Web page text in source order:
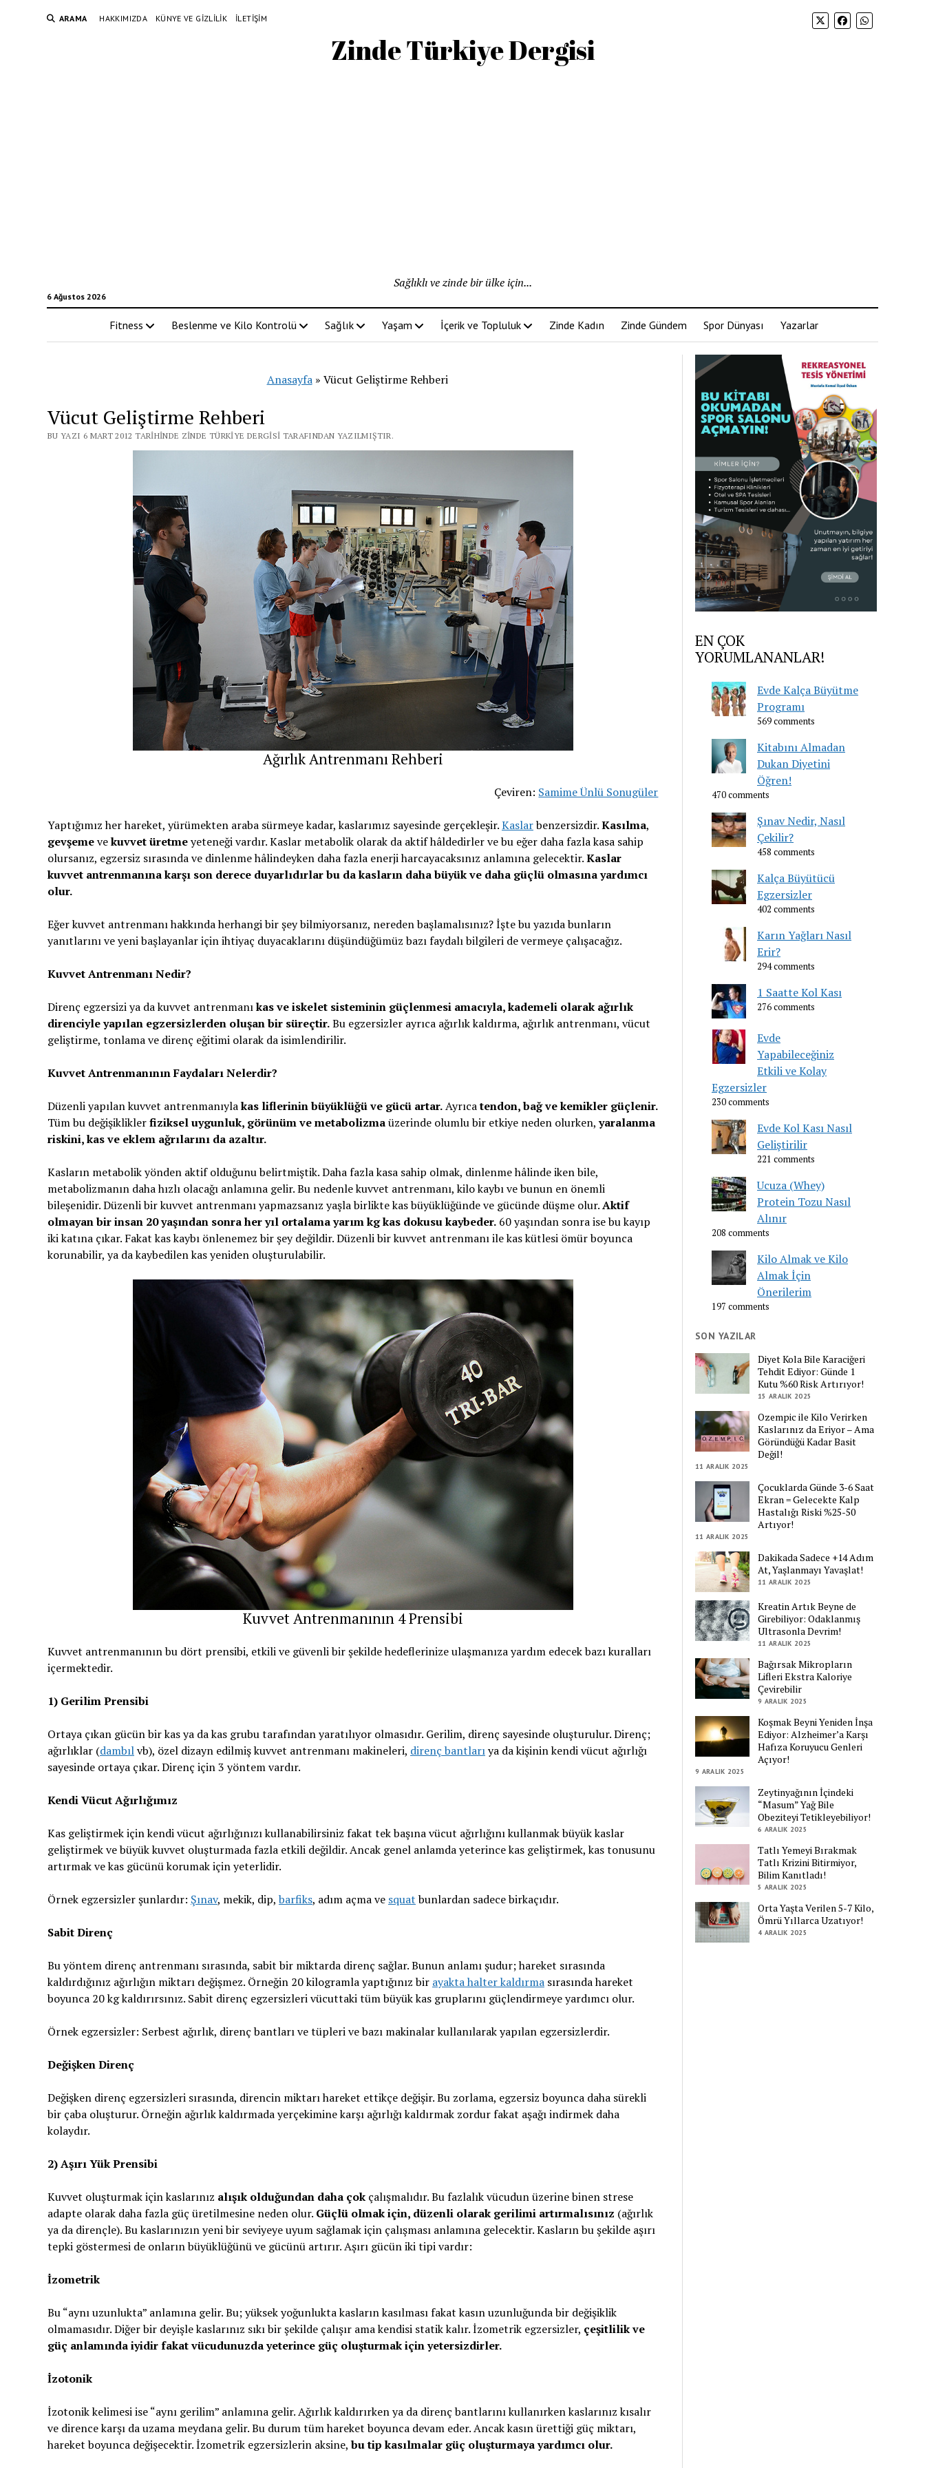
ARAMA HAKKIMIZDA KÜNYE VE GIZLILIK İLETIŞIM
Zinde Türkiye Dergisi
6 Ağustos 2026
Sağlıklı ve zinde bir ülke için...
Fitness Beslenme ve Kilo Kontrolü Sağlık Yaşam İçerik ve Topluluk Zinde Kadın Zinde Gündem Spor Dünyası Yazarlar
Anasayfa» Vücut Geliştirme Rehberi
Vücut Geliştirme Rehberi
BU YAZI 6 MART 2012 TARIHINDE ZINDE TÜRKIYE DERGISI TARAFINDAN YAZILMIŞTIR.
Ağırlık Antrenmanı Rehberi
Çeviren: Samime Ünlü Sonugüler
Yaptığımız her hareket, yürümekten araba sürmeye kadar, kaslarımız sayesinde gerçekleşir.Kaslarbenzersizdir.Kasılma,
gevşemevekuvvet üretmeyeteneği vardır. Kaslar metabolik olarak da aktif hâldedirler ve bu eğer daha fazla kasa sahip
olursanız, egzersiz sırasında ve dinlenme hâlindeyken daha fazla enerji harcayacaksınız anlamına gelecektir.Kaslar
kuvvet antrenmanına karşı son derece duyarlıdırlar bu da kasların daha büyük ve daha güçlü olmasına yardımcı
olur.
Eğer kuvvet antrenmanı hakkında herhangi bir şey bilmiyorsanız, nereden başlamalısınız? İşte bu yazıda bunların
yanıtlarını ve yeni başlayanlar için ihtiyaç duyacaklarını düşündüğümüz bazı faydalı bilgileri de vermeye çalışacağız.
Kuvvet Antrenmanı Nedir?
Direnç egzersizi ya da kuvvet antrenmanıkas ve iskelet sisteminin güçlenmesi amacıyla, kademeli olarak ağırlık
direnciyle yapılan egzersizlerden oluşan bir süreçtir.Bu egzersizler ayrıca ağırlık kaldırma, ağırlık antrenmanı, vücut
geliştirme, tonlama ve direnç eğitimi olarak da isimlendirilir.
Kuvvet Antrenmanının Faydaları Nelerdir?
Düzenli yapılan kuvvet antrenmanıylakas liflerinin büyüklüğü ve gücü artar.Ayrıcatendon, bağ ve kemikler güçlenir.
Tüm bu değişikliklerfiziksel uygunluk, görünüm ve metabolizmaüzerinde olumlu bir etkiye neden olurken,yaralanma
riskini, kas ve eklem ağrılarını da azaltır.
Kasların metabolik yönden aktif olduğunu belirtmiştik. Daha fazla kasa sahip olmak, dinlenme hâlinde iken bile,
metabolizmanın daha hızlı olacağı anlamına gelir. Bu nedenle kuvvet antrenmanı, kilo kaybı ve bunun en önemli
bileşenidir. Düzenli bir kuvvet antrenmanı yapmazsanız yaşla birlikte kas büyüklüğünde ve gücünde düşme olur.Aktif
olmayan bir insan 20 yaşından sonra her yıl ortalama yarım kg kas dokusu kaybeder.60 yaşından sonra ise bu kayıp
iki katına çıkar. Fakat kas kaybı önlenemez bir şey değildir. Düzenli bir kuvvet antrenmanı ile kas kütlesi ömür boyunca
korunabilir, ya da kaybedilen kas yeniden oluşturulabilir.
Kuvvet Antrenmanının 4 Prensibi
Kuvvet antrenmanının bu dört prensibi, etkili ve güvenli bir şekilde hedeflerinize ulaşmanıza yardım edecek bazı kuralları
içermektedir.
1) Gerilim Prensibi
Ortaya çıkan gücün bir kas ya da kas grubu tarafından yaratılıyor olmasıdır. Gerilim, direnç sayesinde oluşturulur. Direnç;
ağırlıklar (dambılvb), özel dizayn edilmiş kuvvet antrenmanı makineleri, direnç bantlarıya da kişinin kendi vücut ağırlığı
sayesinde ortaya çıkar. Direnç için 3 yöntem vardır.
Kendi Vücut Ağırlığımız
Kas geliştirmek için kendi vücut ağırlığınızı kullanabilirsiniz fakat tek başına vücut ağırlığını kullanmak büyük kaslar
geliştirmek ve büyük kuvvet oluşturmada fazla etkili değildir. Ancak genel anlamda yeterince kas geliştirmek, kas tonusunu
artırmak ve kas gücünü korumak için yeterlidir.
Örnek egzersizler şunlardır: Şınav, mekik, dip, barfiks, adım açma ve squatbunlardan sadece birkaçıdır.
Sabit Direnç
Bu yöntem direnç antrenmanı sırasında, sabit bir miktarda direnç sağlar. Bunun anlamı şudur; hareket sırasında
kaldırdığınız ağırlığın miktarı değişmez. Örneğin 20 kilogramla yaptığınız bir ayakta halter kaldırmasırasında hareket
boyunca 20 kg kaldırırsınız. Sabit direnç egzersizleri vücuttaki tüm büyük kas gruplarını güçlendirmeye yardımcı olur.
Örnek egzersizler: Serbest ağırlık, direnç bantları ve tüpleri ve bazı makinalar kullanılarak yapılan egzersizlerdir.
Değişken Direnç
Değişken direnç egzersizleri sırasında, direncin miktarı hareket ettikçe değişir. Bu zorlama, egzersiz boyunca daha sürekli
bir çaba oluşturur. Örneğin ağırlık kaldırmada yerçekimine karşı ağırlığı kaldırmak zordur fakat aşağı indirmek daha
kolaydır.
2) Aşırı Yük Prensibi
Kuvvet oluşturmak için kaslarınız alışık olduğundan daha çokçalışmalıdır. Bu fazlalık vücudun üzerine binen strese
adapte olarak daha fazla güç üretilmesine neden olur. Güçlü olmak için, düzenli olarak gerilimi artırmalısınız (ağırlık
ya da dirençle). Bu kaslarınızın yeni bir seviyeye uyum sağlamak için çalışması anlamına gelecektir. Kasların bu şekilde aşırı
tepki göstermesi de onların büyüklüğünü ve gücünü artırır. Aşırı gücün iki tipi vardır:
İzometrik
Bu “aynı uzunlukta” anlamına gelir. Bu; yüksek yoğunlukta kasların kasılması fakat kasın uzunluğunda bir değişiklik
olmamasıdır. Diğer bir deyişle kaslarınız sıkı bir şekilde çalışır ama kendisi statik kalır. İzometrik egzersizler, çeşitlilik ve
güç anlamında iyidir fakat vücudunuzda yeterince güç oluşturmak için yetersizdirler.
İzotonik
İzotonik kelimesi ise “aynı gerilim” anlamına gelir. Ağırlık kaldırırken ya da direnç bantlarını kullanırken kaslarınız kısalır
ve dirence karşı da uzama meydana gelir. Bu durum tüm hareket boyunca devam eder. Ancak kasın ürettiği güç miktarı,
hareket boyunca değişecektir. İzometrik egzersizlerin aksine,bu tip kasılmalar güç oluşturmaya yardımcı olur.
EN ÇOK
YORUMLANANLAR!
Evde Kalça Büyütme
Programı
569 comments
Kitabını Almadan
Dukan Diyetini
Öğren!
470 comments
Şınav Nedir, Nasıl
Çekilir?
458 comments
Kalça Büyütücü
Egzersizler
402 comments
Karın Yağları Nasıl
Erir?
294 comments
1 Saatte Kol Kası
276 comments
Evde
Yapabileceğiniz
Etkili ve Kolay
Egzersizler
230 comments
Evde Kol Kası Nasıl
Geliştirilir
221 comments
Ucuza (Whey)
Protein Tozu Nasıl
Alınır
208 comments
Kilo Almak ve Kilo
Almak İçin
Önerilerim
197 comments
SON YAZILAR
Diyet Kola Bile Karaciğeri
Tehdit Ediyor: Günde 1
Kutu %60 Risk Artırıyor!
15 ARALIK 2025
Ozempic ile Kilo Verirken
Kaslarınız da Eriyor – Ama
Göründüğü Kadar Basit
Değil!
11 ARALIK 2025
Çocuklarda Günde 3-6 Saat
Ekran = Gelecekte Kalp
Hastalığı Riski %25-50
Artıyor!
11 ARALIK 2025
Dakikada Sadece +14 Adım
At, Yaşlanmayı Yavaşlat!
11 ARALIK 2025
Kreatin Artık Beyne de
Girebiliyor: Odaklanmış
Ultrasonla Devrim!
11 ARALIK 2025
Bağırsak Mikropların
Lifleri Ekstra Kaloriye
Çevirebilir
9 ARALIK 2025
Koşmak Beyni Yeniden İnşa
Ediyor: Alzheimer’a Karşı
Hafıza Koruyucu Genleri
Açıyor!
9 ARALIK 2025
Zeytinyağının İçindeki
“Masum” Yağ Bile
Obeziteyi Tetikleyebiliyor!
6 ARALIK 2025
Tatlı Yemeyi Bırakmak
Tatlı Krizini Bitirmiyor,
Bilim Kanıtladı!
5 ARALIK 2025
Orta Yaşta Verilen 5-7 Kilo,
Ömrü Yıllarca Uzatıyor!
4 ARALIK 2025